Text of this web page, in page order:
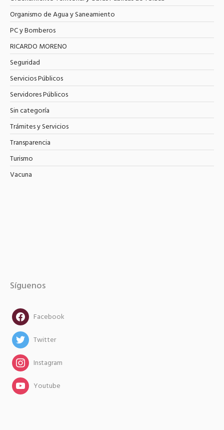
Organismo de Agua y Saneamiento
PC y Bomberos
RICARDO MORENO
Seguridad
Servicios Públicos
Servidores Públicos
Sin categoría
Trámites y Servicios
Transparencia
Turismo
Vacuna
Síguenos
facebookFacebook
twitterTwitter
instagramInstagram
instagramYoutube